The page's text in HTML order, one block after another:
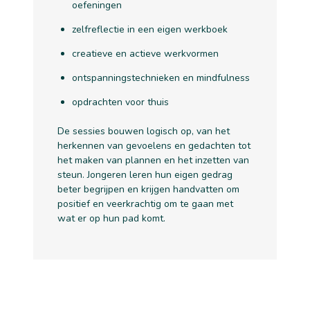
oefeningen
zelfreflectie in een eigen werkboek
creatieve en actieve werkvormen
ontspanningstechnieken en mindfulness
opdrachten voor thuis
De sessies bouwen logisch op, van het
herkennen van gevoelens en gedachten tot
het maken van plannen en het inzetten van
steun. Jongeren leren hun eigen gedrag
beter begrijpen en krijgen handvatten om
positief en veerkrachtig om te gaan met
wat er op hun pad komt.